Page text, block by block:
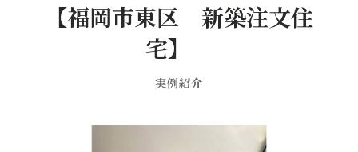
実例紹介
【福岡市東区 新築注文住
宅】